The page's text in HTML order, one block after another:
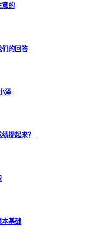
意的
们的回答
泽
提起来？
本基础